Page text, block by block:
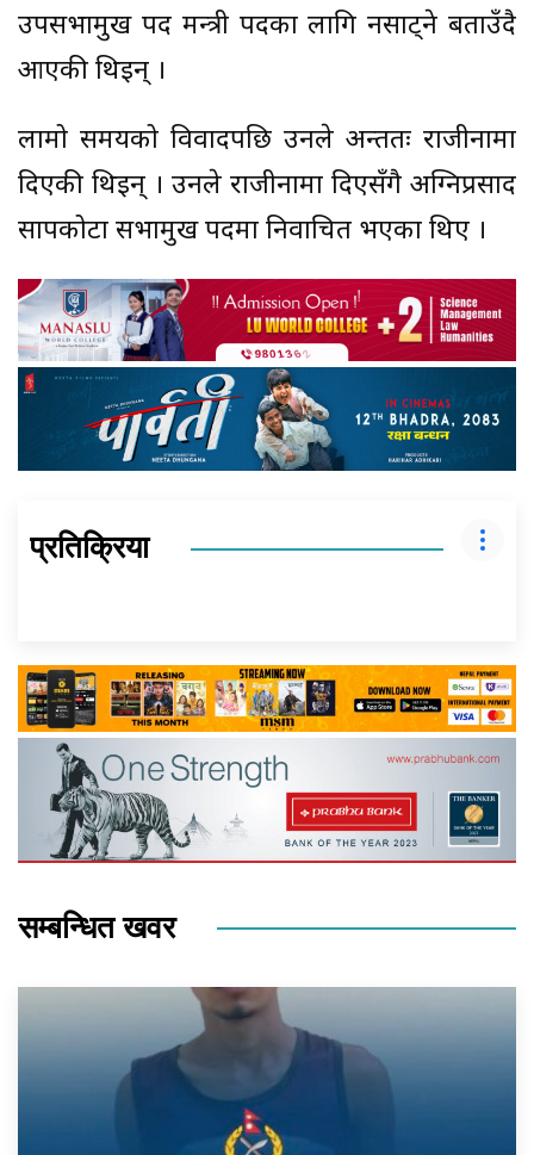
उपसभामुख पद मन्त्री पदका लागि नसाट्ने बताउँदै
आएकी थिइन् ।
लामो समयको विवादपछि उनले अन्ततः राजीनामा
दिएकी थिइन् । उनले राजीनामा दिएसँगै अग्निप्रसाद
सापकोटा सभामुख पदमा निर्वाचित भएका थिए ।
प्रतिक्रिया
सम्बन्धित खवर